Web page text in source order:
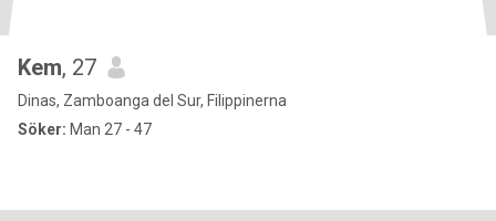
Kem, 27
Dinas, Zamboanga del Sur, Filippinerna
Söker: Man 27 - 47